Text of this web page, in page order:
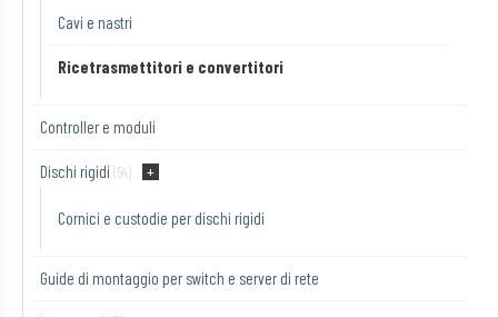
Cavi e nastri
Ricetrasmettitori e convertitori
Controller e moduli
Dischi rigidi (54)
Cornici e custodie per dischi rigidi
Guide di montaggio per switch e server di rete